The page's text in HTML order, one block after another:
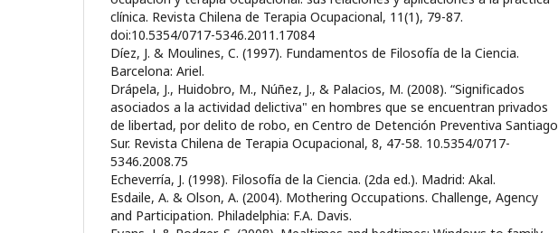
clínica. Revista Chilena de Terapia Ocupacional, 11(1), 79-87.
doi:10.5354/0717-5346.2011.17084
Díez, J. & Moulines, C. (1997). Fundamentos de Filosofía de la Ciencia.
Barcelona: Ariel.
Drápela, J., Huidobro, M., Núñez, J., & Palacios, M. (2008). “Significados
asociados a la actividad delictiva" en hombres que se encuentran privados
de libertad, por delito de robo, en Centro de Detención Preventiva Santiago
Sur. Revista Chilena de Terapia Ocupacional, 8, 47-58. 10.5354/0717-
5346.2008.75
Echeverría, J. (1998). Filosofía de la Ciencia. (2da ed.). Madrid: Akal.
Esdaile, A. & Olson, A. (2004). Mothering Occupations. Challenge, Agency
and Participation. Philadelphia: F.A. Davis.